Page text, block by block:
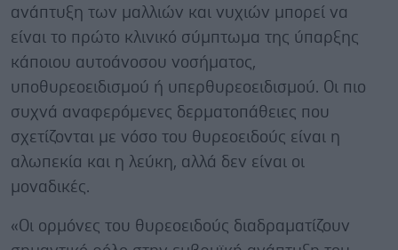
ανάπτυξη των μαλλιών και νυχιών μπορεί να
είναι το πρώτο κλινικό σύμπτωμα της ύπαρξης
κάποιου αυτοάνοσου νοσήματος,
υποθυρεοειδισμού ή υπερθυρεοειδισμού. Οι πιο
συχνά αναφερόμενες δερματοπάθειες που
σχετίζονται με νόσο του θυρεοειδούς είναι η
αλωπεκία και η λεύκη, αλλά δεν είναι οι
μοναδικές.
«Οι ορμόνες του θυρεοειδούς διαδραματίζουν